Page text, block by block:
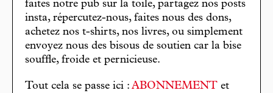
faites notre pub sur la toile, partagez nos posts
insta, répercutez-nous, faites nous des dons,
achetez nos t-shirts, nos livres, ou simplement
envoyez nous des bisous de soutien car la bise
souffle, froide et pernicieuse.
Tout cela se passe ici : ABONNEMENT et